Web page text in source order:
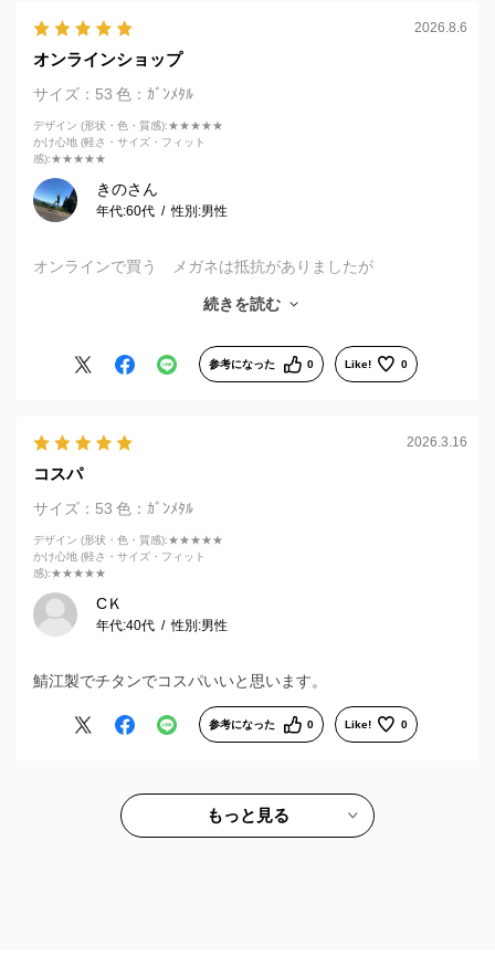
2026.8.6
オンラインショップ
サイズ：53 色：ｶﾞﾝﾒﾀﾙ
デザイン (形状・色・質感):★★★★★
かけ心地 (軽さ・サイズ・フィット
感):★★★★★
きのさん
年代:60代 性別:男性
オンラインで買う メガネは抵抗がありましたが
あのシール貼る調整が気になってましたが レンズが来て 調
30分くらいかかります
それに割引き大きめ
又 利用したいです
満足してます
続きを読む
参考になった 0 Like! 0
2026.3.16
コスパ
サイズ：53 色：ｶﾞﾝﾒﾀﾙ
デザイン (形状・色・質感):★★★★★
かけ心地 (軽さ・サイズ・フィット
感):★★★★★
CＫ
年代:40代 性別:男性
鯖江製でチタンでコスパいいと思います。
参考になった 0 Like! 0
もっと見る